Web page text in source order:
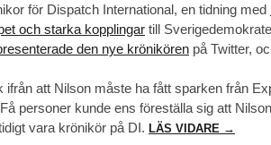
för Dispatch International, en tidning med
och starka kopplingar till
den nye krönikören på Twitter,
ifrån att Nilson måste ha fått sparken från
personer kunde ens föreställa sig att
vara krönikör på DI. LÄS VIDARE →